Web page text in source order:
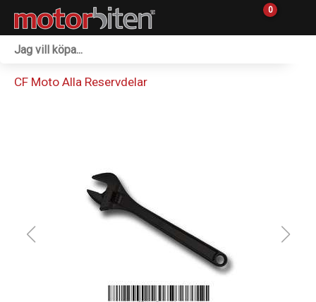
0
Reservdelar
Sprängskisser
CF Moto Alla Reservdelar